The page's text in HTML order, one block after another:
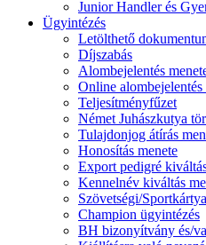
Junior Handler és
Ügyintézés
Letölthető
Díjszabás
Alombejelentés
Online alombejelentés
Teljesítményfűzet
Német Juhászkutya
Tulajdonjog átírás
Honosítás menete
Export pedigré
Kennelnév kiváltás
Szövetségi/
Champion ügyintézés
BH bizonyítvány és/